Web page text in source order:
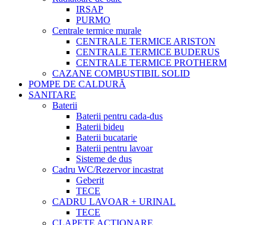
IRSAP
PURMO
Centrale termice murale
CENTRALE TERMICE ARISTON
CENTRALE TERMICE BUDERUS
CENTRALE TERMICE PROTHERM
CAZANE COMBUSTIBIL SOLID
POMPE DE CALDURĂ
SANITARE
Baterii
Baterii pentru cada-dus
Baterii bideu
Baterii bucatarie
Baterii pentru lavoar
Sisteme de dus
Cadru WC/Rezervor incastrat
Geberit
TECE
CADRU LAVOAR + URINAL
TECE
CLAPETE ACTIONARE